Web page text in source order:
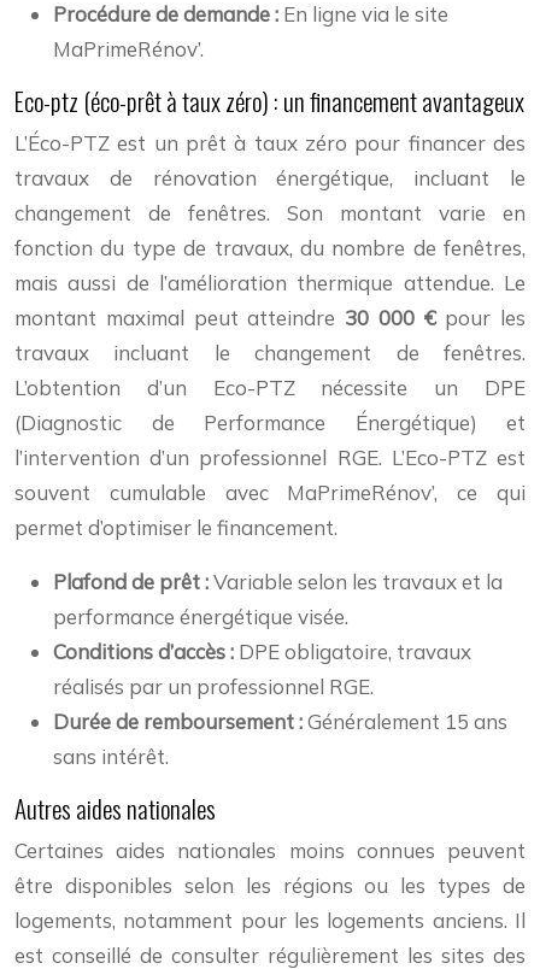
Procédure de demande : En ligne via le site
MaPrimeRénov’.
Eco-ptz (éco-prêt à taux zéro) : un financement avantageux
L’Éco-PTZ est un prêt à taux zéro pour financer des
travaux de rénovation énergétique, incluant le
changement de fenêtres. Son montant varie en
fonction du type de travaux, du nombre de fenêtres,
mais aussi de l’amélioration thermique attendue. Le
montant maximal peut atteindre 30 000 € pour les
travaux incluant le changement de fenêtres.
L’obtention d’un Eco-PTZ nécessite un DPE
(Diagnostic de Performance Énergétique) et
l’intervention d’un professionnel RGE. L’Eco-PTZ est
souvent cumulable avec MaPrimeRénov’, ce qui
permet d’optimiser le financement.
Plafond de prêt :Variable selon les travaux et la
performance énergétique visée.
Conditions d’accès : DPE obligatoire, travaux
réalisés par un professionnel RGE.
Durée de remboursement :Généralement 15 ans
sans intérêt.
Autres aides nationales
Certaines aides nationales moins connues peuvent
être disponibles selon les régions ou les types de
logements, notamment pour les logements anciens. Il
est conseillé de consulter régulièrement les sites des